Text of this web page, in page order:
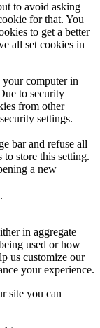
to avoid asking
for that. You
to get a better
all set cookies in
computer in
to security
from other
settings.
bar and refuse all
store this setting.
a new
in aggregate
used or how
us customize our
your experience.
site you can